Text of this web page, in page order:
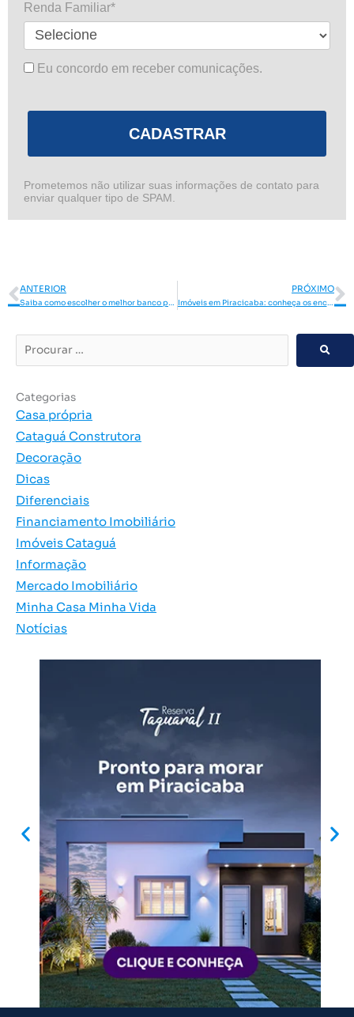
Renda Familiar*
Eu concordo em receber comunicações.
CADASTRAR
Prometemos não utilizar suas informações de contato para
enviar qualquer tipo de SPAM.
Anterior
ANTERIOR
Saiba como escolher o melhor banco para financiamento imobiliário
PRÓXIMO
Imóveis em Piracicaba: conheça os encantos do Città di Lucca!
Procurar
…
Categorias
Casa própria
Cataguá Construtora
Decoração
Dicas
Diferenciais
Financiamento Imobiliário
Imóveis Cataguá
Informação
Mercado Imobiliário
Minha Casa Minha Vida
Notícias